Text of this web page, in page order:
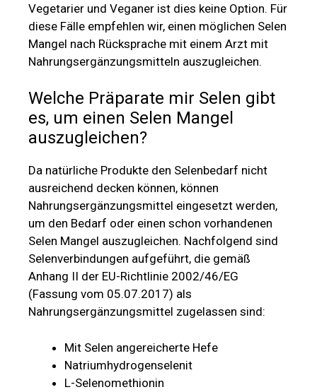
Vegetarier und Veganer ist dies keine Option. Für
diese Fälle empfehlen wir, einen möglichen Selen
Mangel nach Rücksprache mit einem Arzt mit
Nahrungsergänzungsmitteln auszugleichen.
Welche Präparate mir Selen gibt
es, um einen Selen Mangel
auszugleichen?
Da natürliche Produkte den Selenbedarf nicht
ausreichend decken können, können
Nahrungsergänzungsmittel eingesetzt werden,
um den Bedarf oder einen schon vorhandenen
Selen Mangel auszugleichen. Nachfolgend sind
Selenverbindungen aufgeführt, die gemäß
Anhang II der EU-Richtlinie 2002/46/EG
(Fassung vom 05.07.2017) als
Nahrungsergänzungsmittel zugelassen sind:
Mit Selen angereicherte Hefe
Natriumhydrogenselenit
L-Selenomethionin